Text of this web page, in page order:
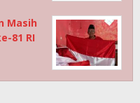
Masih
81 RI